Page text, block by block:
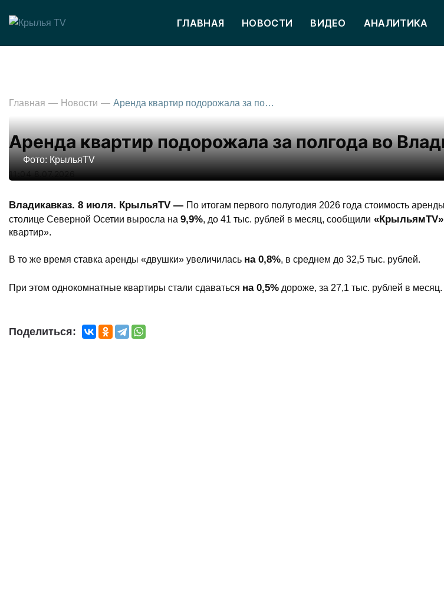
ГЛАВНАЯ НОВОСТИ ВИДЕО АНАЛИТИКА
Главная Новости Аренда квартир подорожала за полгода во Владикавказе
Аренда квартир подорожала за полгода во
11:04 8.07.2026
Фото: КрыльяTV
Владикавказ. 8 июля. КрыльяTV — По итогам первого полугодия 2026 года стоимость
столице Северной Осетии выросла на 9,9%, до 41 тыс. рублей в месяц, сообщили «КрыльямTV»
квартир».
В то же время ставка аренды «двушки» увеличилась на 0,8%, в среднем до 32,5 тыс. рублей.
При этом однокомнатные квартиры стали сдаваться на 0,5% дороже, за 27,1 тыс. рублей в месяц.
Поделиться: